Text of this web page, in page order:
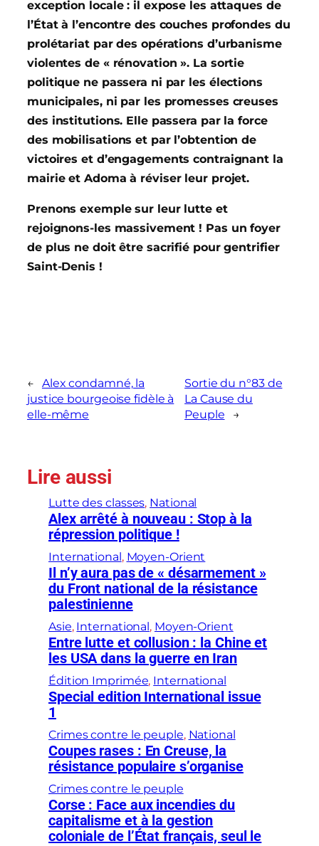
exception locale : il expose les attaques de
l’État à l’encontre des couches profondes du
prolétariat par des opérations d’urbanisme
violentes de « rénovation ». La sortie
politique ne passera ni par les élections
municipales, ni par les promesses creuses
des institutions. Elle passera par la force
des mobilisations et par l’obtention de
victoires et d’engagements contraignant la
mairie et Adoma à réviser leur projet.
Prenons exemple sur leur lutte et
rejoignons-les massivement ! Pas un foyer
de plus ne doit être sacrifié pour gentrifier
Saint-Denis !
←
Alex condamné, la
justice bourgeoise fidèle à
elle-même
Sortie du n°83 de
La Cause du
Peuple
→
Lire aussi
Lutte des classes, National
Alex arrêté à nouveau : Stop à la
répression politique !
International , Moyen-Orient
Il n’y aura pas de « désarmement »
du Front national de la résistance
palestinienne
Asie, International , Moyen-Orient
Entre lutte et collusion : la Chine et
les USA dans la guerre en Iran
Édition Imprimée, International
Special edition International issue
1
Crimes contre le peuple, National
Coupes rases : En Creuse, la
résistance populaire s’organise
Crimes contre le peuple
Corse : Face aux incendies du
capitalisme et à la gestion
coloniale de l’État français, seul le